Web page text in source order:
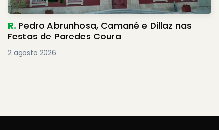
R. Pedro Abrunhosa, Camané e Dillaz nas
Festas de Paredes Coura
2 agosto 2026